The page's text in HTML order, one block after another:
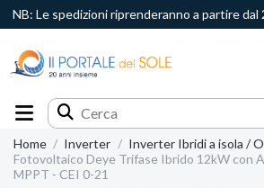
NB: Le spedizioni riprenderanno a partire dal
Home Inverter Inverter Ibridi a isola /
Fotovoltaico Deye Trifase Ibrido 12kW con
MPPT - CEI 0-21